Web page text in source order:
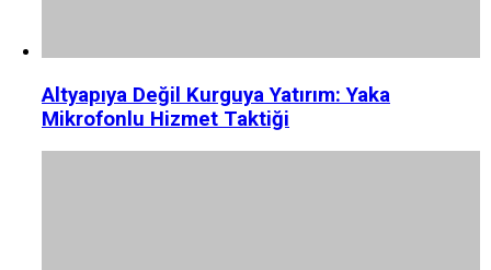
Altyapıya Değil Kurguya Yatırım: Yaka
Mikrofonlu Hizmet Taktiği